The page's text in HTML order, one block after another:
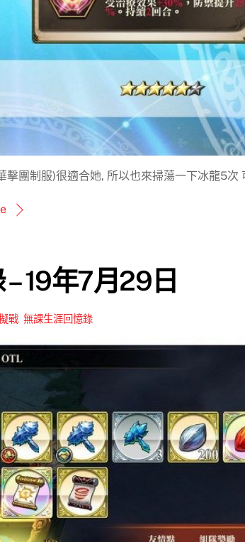
擊團制服)很適合她, 所以也來掃蕩一下冰龍5次
19年7月29日
戰 ,無課生涯回憶錄